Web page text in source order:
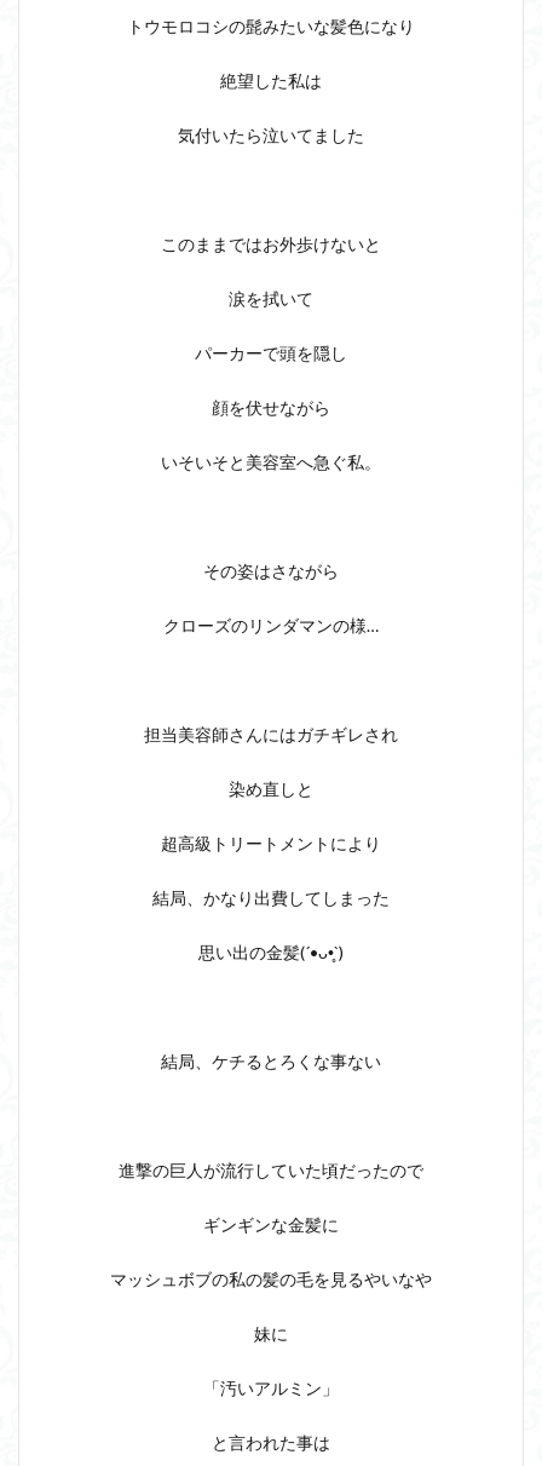
トウモロコシの髭みたいな髪色になり
絶望した私は
気付いたら泣いてました
このままではお外歩けないと
涙を拭いて
パーカーで頭を隠し
顔を伏せながら
いそいそと美容室へ急ぐ私。
その姿はさながら
クローズのリンダマンの様…
担当美容師さんにはガチギレされ
染め直しと
超高級トリートメントにより
結局、かなり出費してしまった
思い出の金髪(´•ᴗ•̥`)
結局、ケチるとろくな事ない
進撃の巨人が流行していた頃だったので
ギンギンな金髪に
マッシュボブの私の髪の毛を見るやいなや
妹に
「汚いアルミン」
と言われた事は